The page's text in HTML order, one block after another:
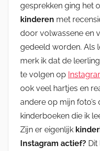
gesprekken ging het
kinderen met
door volwassene en
gedeeld worden. Als
merk ik dat de
te volgen op
ook veel hartjes en
andere op mijn foto’s
kinderboeken die ik
Zijn er eigenlijk
Instagram actief?